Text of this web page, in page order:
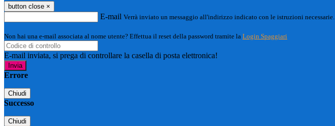
button close ×
E-mail Verrà inviato un messaggio all'indirizzo indicato con le istruzioni necessarie.
Non hai una e-mail associata al nome utente? Effettua il reset della password tramite la Login Spaggiari
E-mail inviata, si prega di controllare la casella di posta elettronica!
Errore
Chiudi
Successo
Chiudi